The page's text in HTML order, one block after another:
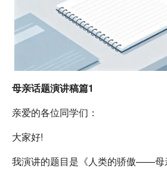
母亲话题演讲稿篇1
亲爱的各位同学们：
大家好!
我演讲的题目是《人类的骄傲——母